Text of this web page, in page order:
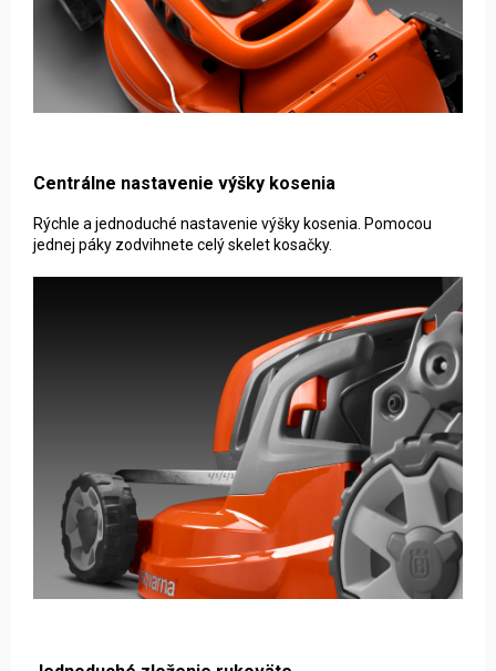
Centrálne nastavenie výšky kosenia
Rýchle a jednoduché nastavenie výšky kosenia. Pomocou
jednej páky zodvihnete celý skelet kosačky.